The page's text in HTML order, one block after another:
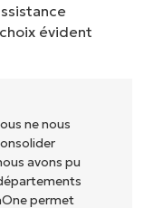
évident
à notre entreprise
et opérateurs avec
travaillons) d'être plus
le monde y gagne."